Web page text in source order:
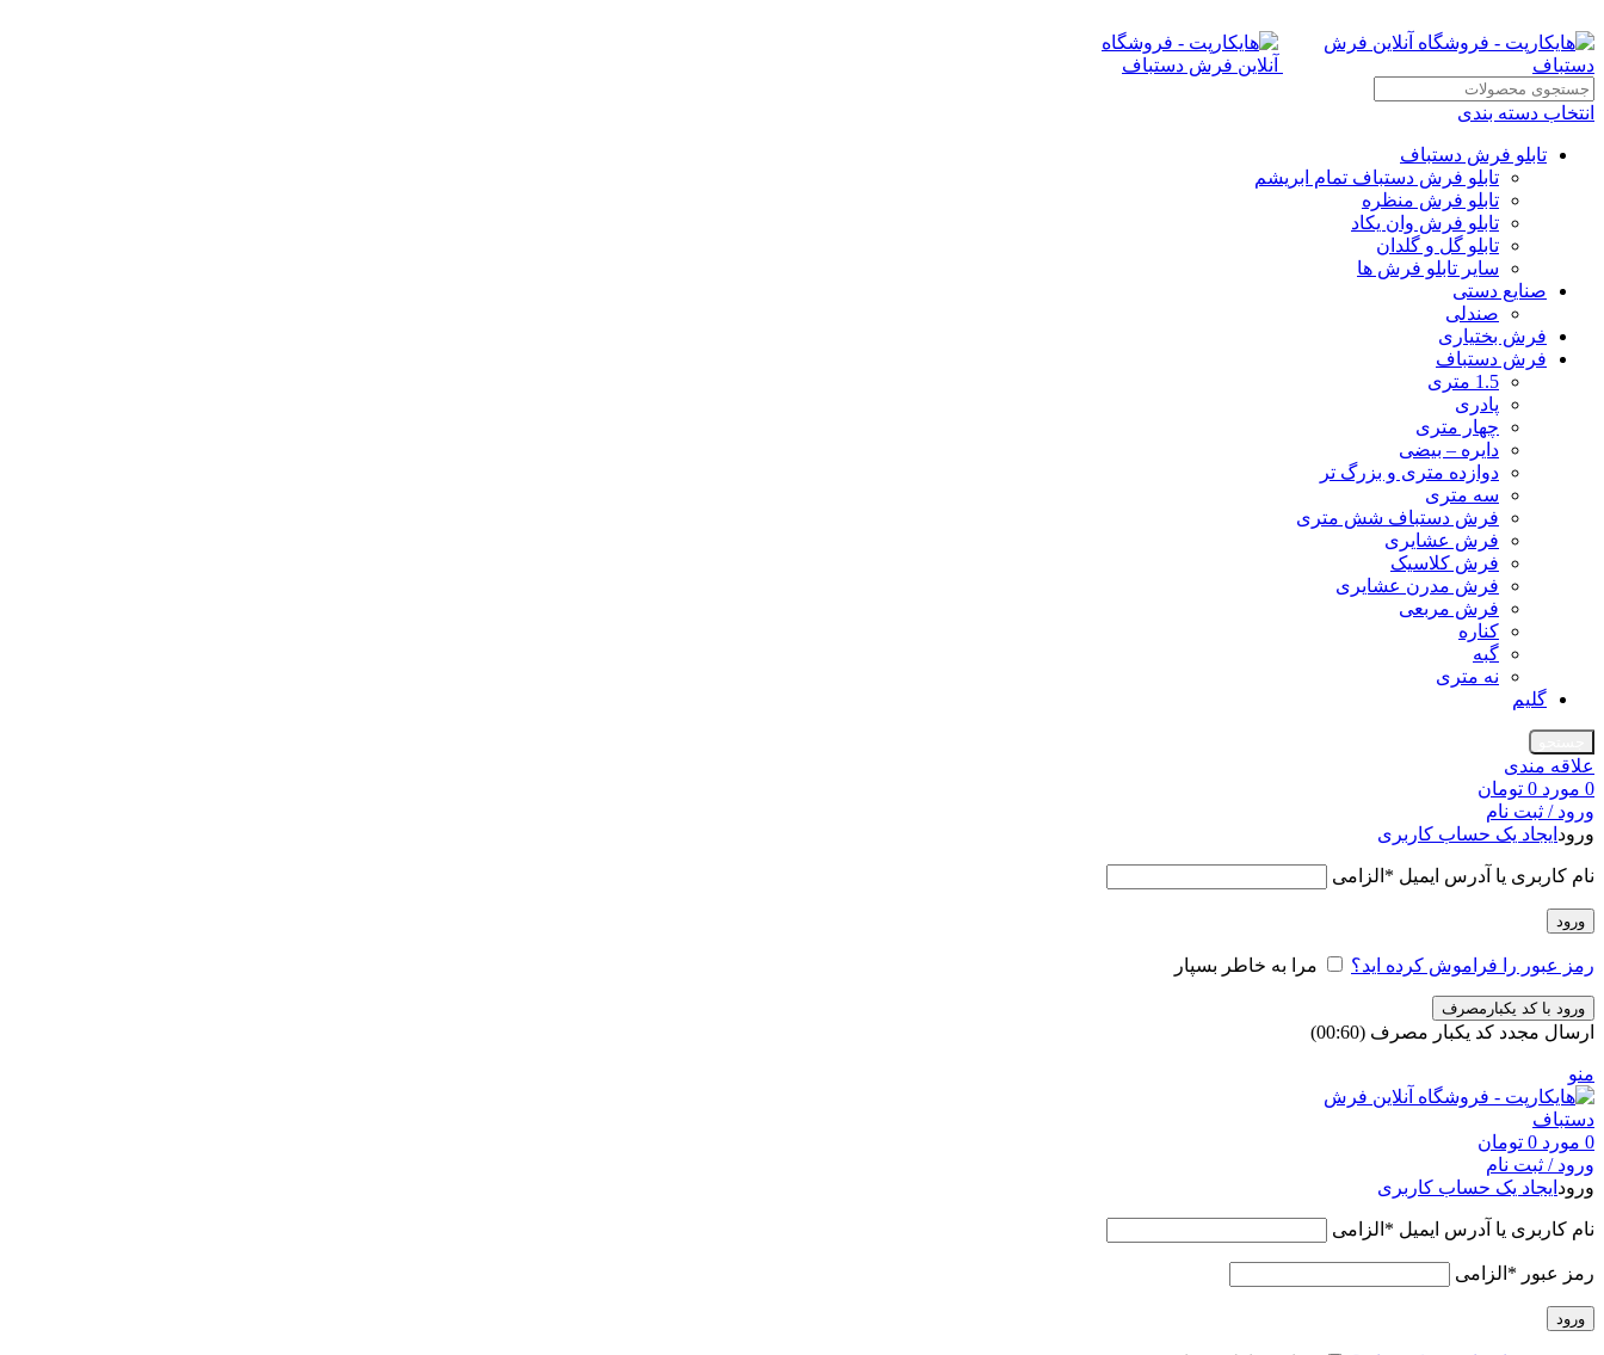
انتخاب دسته بندی
تابلو فرش دستباف
تابلو فرش دستباف تمام ابریشم
تابلو فرش منظره
تابلو فرش وان یکاد
تابلو گل و گلدان
سایر تابلو فرش ها
صنایع دستی
صندلی
فرش بختیاری
فرش دستباف
1.5 متری
پادری
چهار متری
دایره – بیضی
دوازده متری و بزرگ تر
سه متری
فرش دستباف شش متری
فرش عشایری
فرش کلاسیک
فرش مدرن عشایری
فرش مربعی
کناره
گبه
نه متری
گلیم
علاقه مندی
0 مورد 0 تومان
ورود / ثبت نام
ورود ایجاد یک حساب کاربری
نام کاربری یا آدرس ایمیل * الزامی
ورود
رمز عبور را فراموش کرده اید؟ مرا به خاطر بسپار
ورود با کد یکبارمصرف
ارسال مجدد کد یکبار مصرف (00:
60
)
منو
0 مورد 0 تومان
ورود / ثبت نام
ورود ایجاد یک حساب کاربری
نام کاربری یا آدرس ایمیل * الزامی
رمز عبور * الزامی
ورود